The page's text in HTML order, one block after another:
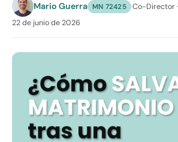
Mario Guerra MN 72425 ·Co-Director
22 de junio de 2026